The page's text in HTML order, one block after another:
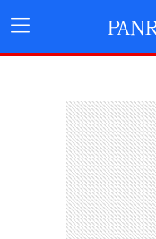
Menu
Principal